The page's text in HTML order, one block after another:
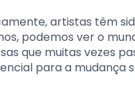
artistas têm
podemos ver o
que muitas vezes
para a mudança